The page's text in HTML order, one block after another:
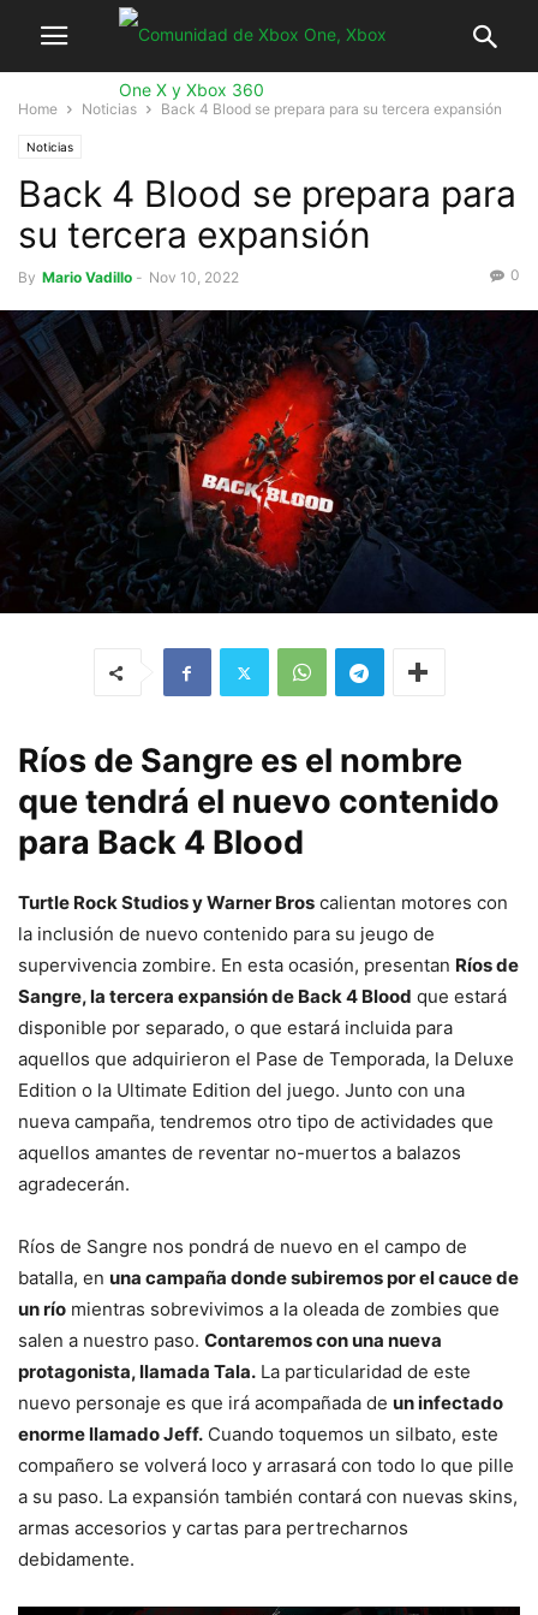
Home Noticias Back 4 Blood se prepara para su tercera expansión
Noticias
Back 4 Blood se prepara para
su tercera expansión
By Mario Vadillo - Nov 10, 2022 0
Ríos de Sangre es el nombre
que tendrá el nuevo contenido
para Back 4 Blood
Turtle Rock Studios y Warner Bros calientan motores con
la inclusión de nuevo contenido para su jeugo de
supervivencia zombire. En esta ocasión, presentan Ríos de
Sangre, la tercera expansión de Back 4 Blood que estará
disponible por separado, o que estará incluida para
aquellos que adquirieron el Pase de Temporada, la Deluxe
Edition o la Ultimate Edition del juego. Junto con una
nueva campaña, tendremos otro tipo de actividades que
aquellos amantes de reventar no-muertos a balazos
agradecerán.
Ríos de Sangre nos pondrá de nuevo en el campo de
batalla, en una campaña donde subiremos por el cauce de
un río mientras sobrevivimos a la oleada de zombies que
salen a nuestro paso. Contaremos con una nueva
protagonista, llamada Tala. La particularidad de este
nuevo personaje es que irá acompañada de un infectado
enorme llamado Jeff. Cuando toquemos un silbato, este
compañero se volverá loco y arrasará con todo lo que pille
a su paso. La expansión también contará con nuevas skins,
armas accesorios y cartas para pertrecharnos
debidamente.